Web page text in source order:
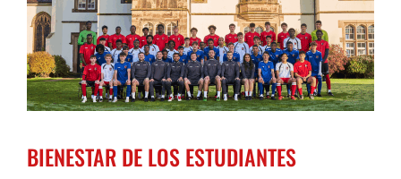
BIENESTAR DE LOS ESTUDIANTES